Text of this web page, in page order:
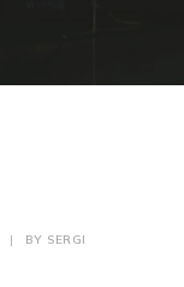
| BY SERGI